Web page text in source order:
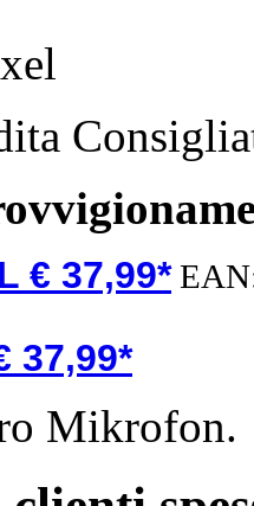
€ 37,99*
37,99*
Mikrofon.